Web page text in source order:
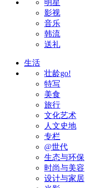
明星
影视
音乐
韩流
送礼
生活
壮龄go!
特写
美食
旅行
文化艺术
人文史地
专栏
@世代
生态与环保
时尚与美容
设计与家居